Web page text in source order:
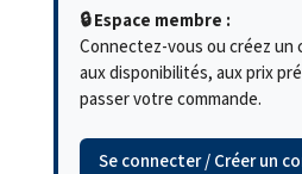
🔒 Espace membre :
Connectez-vous ou créez un
aux disponibilités, aux prix
passer votre commande.
Se connecter / Créer un